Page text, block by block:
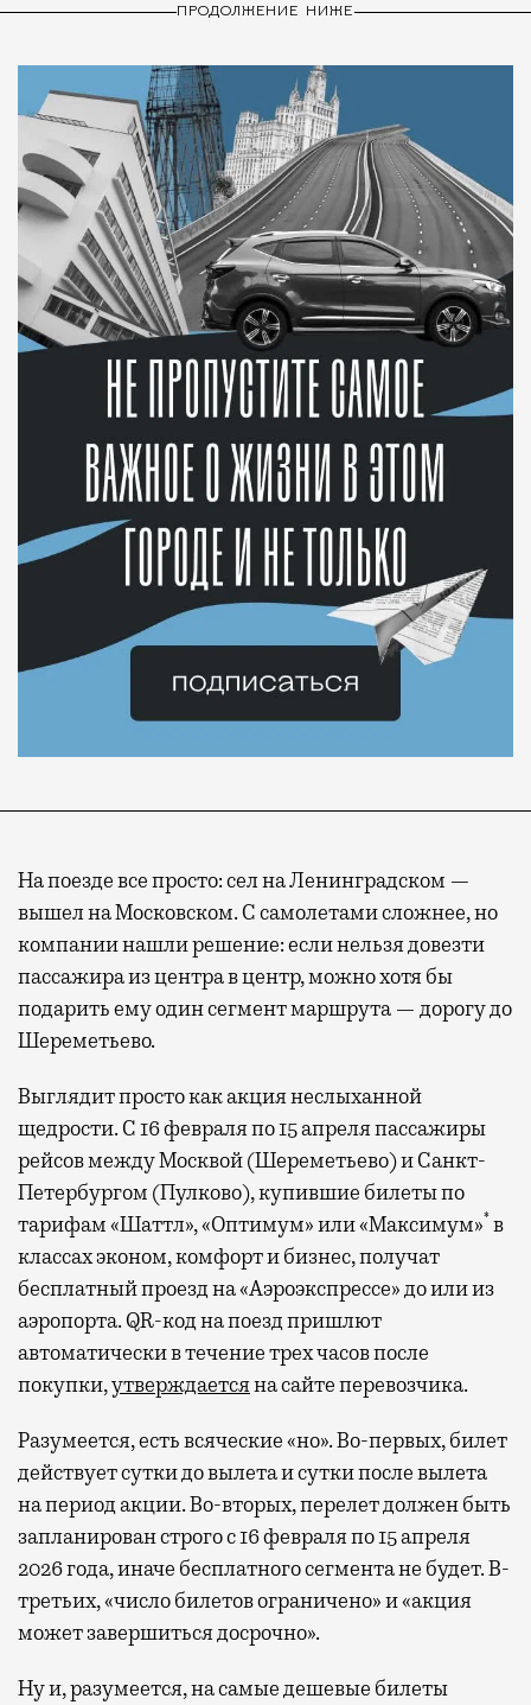
ПРОДОЛЖЕНИЕ НИЖЕ
На поезде все просто: сел на Ленинградском —
вышел на Московском. С самолетами сложнее, но
компании нашли решение: если нельзя довезти
пассажира из центра в центр, можно хотя бы
подарить ему один сегмент маршрута — дорогу до
Шереметьево.
Выглядит просто как акция неслыханной
щедрости. С 16 февраля по 15 апреля пассажиры
рейсов между Москвой (Шереметьево) и Санкт-
Петербургом (Пулково), купившие билеты по
тарифам «Шаттл», «Оптимум» или «Максимум»*в
классах эконом, комфорт и бизнес, получат
бесплатный проезд на «Аэроэкспрессе» до или из
аэропорта. QR-код на поезд пришлют
автоматически в течение трех часов после
покупки,утверждаетсяна сайте перевозчика.
Разумеется, есть всяческие «но». Во-первых, билет
действует сутки до вылета и сутки после вылета
на период акции. Во-вторых, перелет должен быть
запланирован строго с 16 февраля по 15 апреля
2026 года, иначе бесплатного сегмента не будет. В-
третьих, «число билетов ограничено» и «акция
может завершиться досрочно».
Ну и, разумеется, на самые дешевые билеты